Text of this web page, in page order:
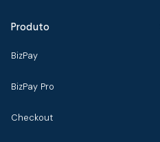
Produto
BizPay
BizPay Pro
Checkout